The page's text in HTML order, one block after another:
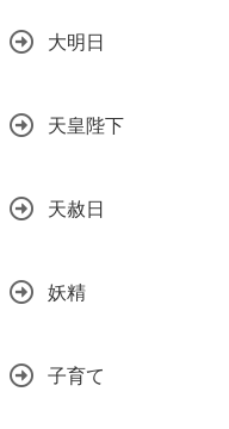
大明日
天皇陛下
天赦日
妖精
子育て